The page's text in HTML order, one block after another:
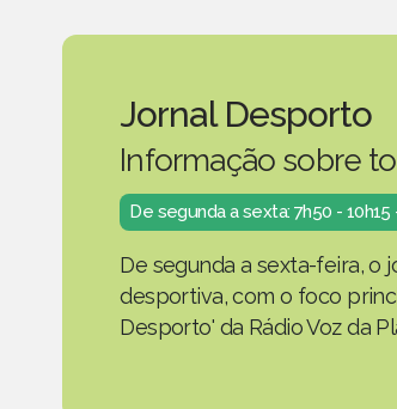
Jornal Desporto
Informação sobre
De segunda a sexta: 7h50 - 10h15
De segunda a sexta-feira, o
desportiva, com o foco
Desporto' da Rádio Voz da